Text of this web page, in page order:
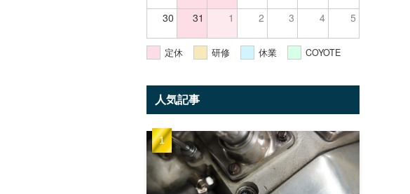
30 31 1 2 3 4 5
定休 研修 休業 COYOTE
人気記事